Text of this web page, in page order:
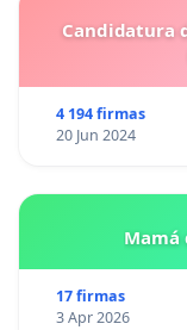
Candidatura
4 194 firmas
20 Jun 2024
Mamá
17 firmas
3 Apr 2026